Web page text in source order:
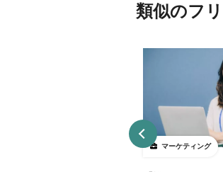
類似のフ
マーケティング